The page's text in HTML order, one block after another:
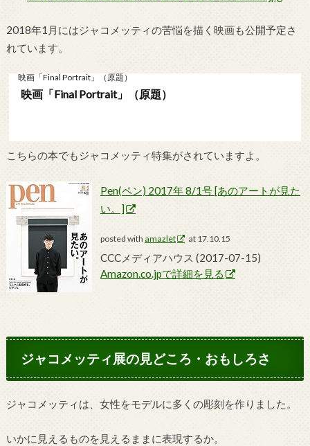
2018年1月にはジャコメッティの苦悩を描く映画も公開予定さ
れています。
映画「Final Portrait」（原題）
映画「Final Portrait」（原題）
こちらの本でもジャコメッティ特集がされていますよ。
Pen(ペン) 2017年 8/1号 [あのアートが見た
い。]
posted with amazlet at 17.10.15
CCCメディアハウス (2017-07-15)
Amazon.co.jpで詳細を見る
ジャコメッティ展の見どころ・おもしろさ
ジャコメッティは、女性をモデルに多くの彫刻を作りました。
いかに見えるものを見えるままに表現するか。